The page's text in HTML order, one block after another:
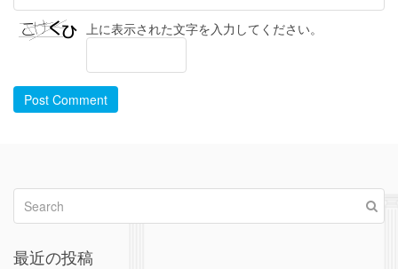
上に表示された文字を入力してください。
Post Comment
最近の投稿